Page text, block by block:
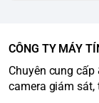
CÔNG TY MÁY
Chuyên cung
camera giám sát,